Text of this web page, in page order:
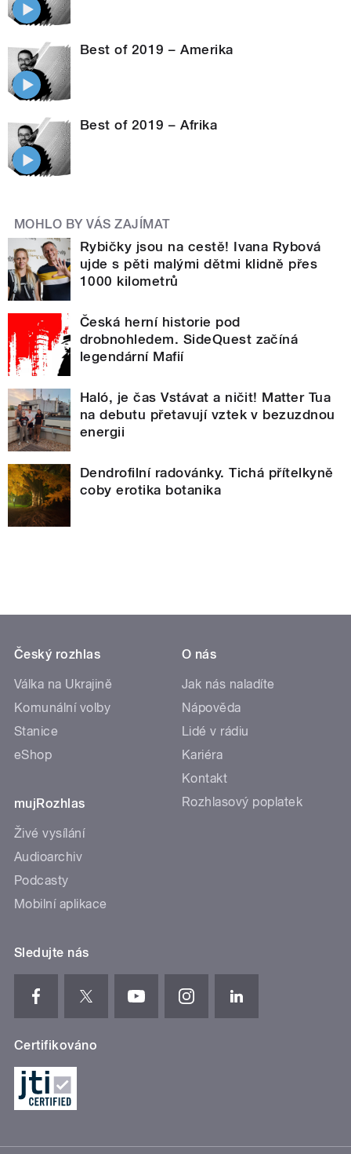
Best of 2019 – Amerika
Best of 2019 – Afrika
MOHLO BY VÁS ZAJÍMAT
Rybičky jsou na cestě! Ivana Rybová
ujde s pěti malými dětmi klidně přes
1000 kilometrů
Česká herní historie pod
drobnohledem. SideQuest začíná
legendární Mafií
Haló, je čas Vstávat a ničit! Matter Tua
na debutu přetavují vztek v bezuzdnou
energii
Dendrofilní radovánky. Tichá přítelkyně
coby erotika botanika
Český rozhlas
Válka na Ukrajině
Komunální volby
Stanice
eShop
mujRozhlas
Živé vysílání
Audioarchiv
Podcasty
Mobilní aplikace
O nás
Jak nás naladíte
Nápověda
Lidé v rádiu
Kariéra
Kontakt
Rozhlasový poplatek
Sledujte nás
Certifikováno